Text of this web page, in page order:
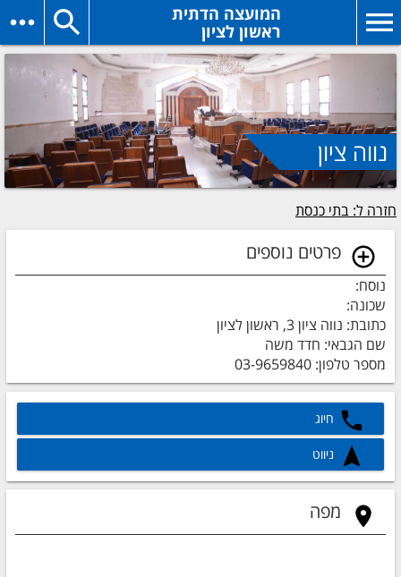
המועצה הדתית
ראשון לציון
נווה ציון
חזרה ל: בתי כנסת
פרטים נוספים
נוסח:
שכונה:
כתובת: נווה ציון 3, ראשון לציון
שם הגבאי: חדד משה
מספר טלפון: 03-9659840
חיוג
ניווט
מפה